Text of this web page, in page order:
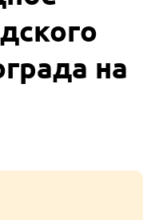
на